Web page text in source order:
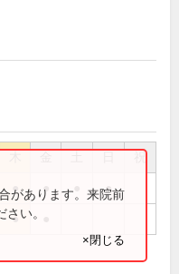
祝
● ● ●
●
があります。来院前
い。
×閉じる